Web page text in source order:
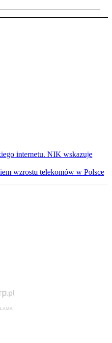
internetu. NIK wskazuje
wzrostu telekomów w Polsce